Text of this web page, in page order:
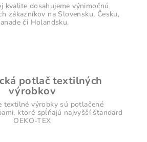
kvalite dosahujeme výnimočnú
zákazníkov na Slovensku, Česku,
či Holandsku.
potlač textilných
výrobkov
textilné výrobky sú potlačené
ktoré spĺňajú najvyšší štandard
OEKO-TEX